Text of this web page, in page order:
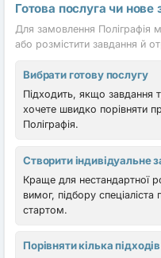
Готова послуга чи нове
Для замовлення Поліграфія
або розмістити завдання й
Вибрати готову послугу
Підходить, якщо завдання
хочете швидко порівняти
Поліграфія.
Створити індивідуальне
Краще для нестандартної
вимог, підбору
стартом.
Порівняти кілька підходів